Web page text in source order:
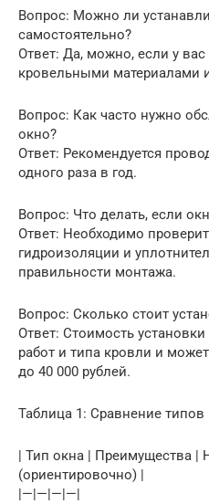
Вопрос: Можно ли
самостоятельно?
Ответ: Да, можно, если у
кровельными материалами
Вопрос: Как часто нужно
окно?
Ответ: Рекомендуется
одного раза в год.
Вопрос: Что делать, если
Ответ: Необходимо
гидроизоляции и
правильности монтажа.
Вопрос: Сколько стоит
Ответ: Стоимость
работ и типа кровли и
до 40 000 рублей.
Таблица 1: Сравнение
| Тип окна | Преимущества |
(ориентировочно) |
|—|—|—|—|